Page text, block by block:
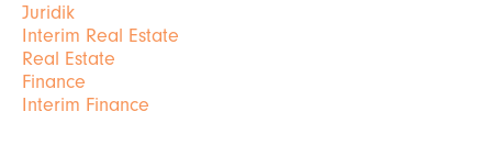
Juridik
Interim Real Estate
Real Estate
Finance
Interim Finance